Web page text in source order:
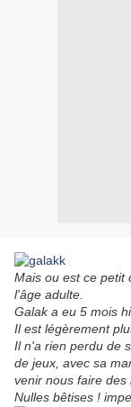
Mais ou est ce petit
l'âge adulte.
Galak a eu 5 mois
Il est légèrement
Il n'a rien perdu de
de jeux, avec sa
venir nous faire des
Nulles bêtises !